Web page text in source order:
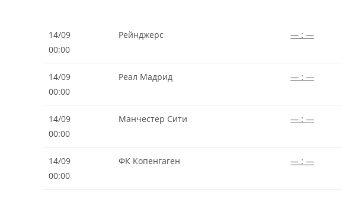
14/09
00:00
Рейнджерс — : —
14/09
00:00
Реал Мадрид — : —
14/09
00:00
Манчестер Сити — : —
14/09
00:00
ФК Копенгаген — : —